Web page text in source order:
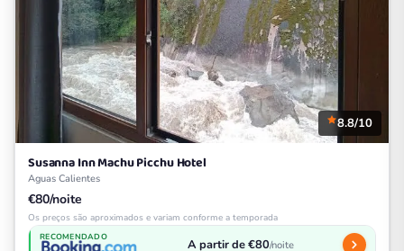
8.8/10
Susanna Inn Machu Picchu Hotel
Aguas Calientes
€80/noite
Os preços são aproximados e variam conforme a temporada
RECOMENDADO A partir de €80/noite